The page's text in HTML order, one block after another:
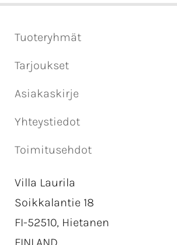
Tuoteryhmät
Tarjoukset
Asiakaskirje
Yhteystiedot
Toimitusehdot
Villa Laurila
Soikkalantie 18
FI-52510, Hietanen
FINLAND